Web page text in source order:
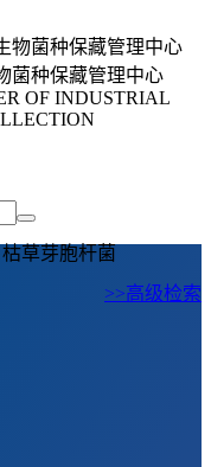
菌种保藏管理中心
OF INDUSTRIAL
草芽胞杆菌
>>高级检索